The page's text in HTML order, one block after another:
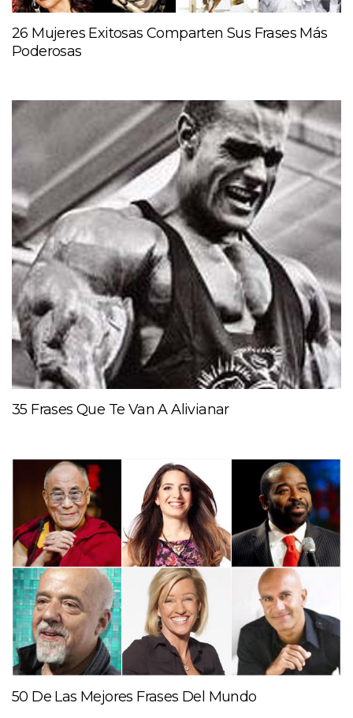
26 Mujeres Exitosas Comparten Sus Frases Más
Poderosas
35 Frases Que Te Van A Alivianar
50 De Las Mejores Frases Del Mundo